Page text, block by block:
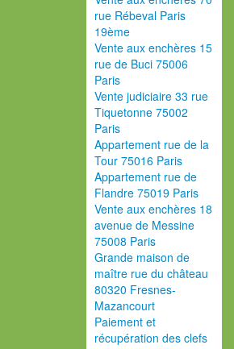
rue Rébeval Paris
19ème
Vente aux enchères 15
rue de Buci 75006
Paris
Vente judiciaire 33 rue
Tiquetonne 75002
Paris
Appartement rue de la
Tour 75016 Paris
Appartement rue de
Flandre 75019 Paris
Vente aux enchères 18
avenue de Messine
75008 Paris
Grande maison de
maître rue du château
80320 Fresnes-
Mazancourt
Paiement et
récupération des clefs